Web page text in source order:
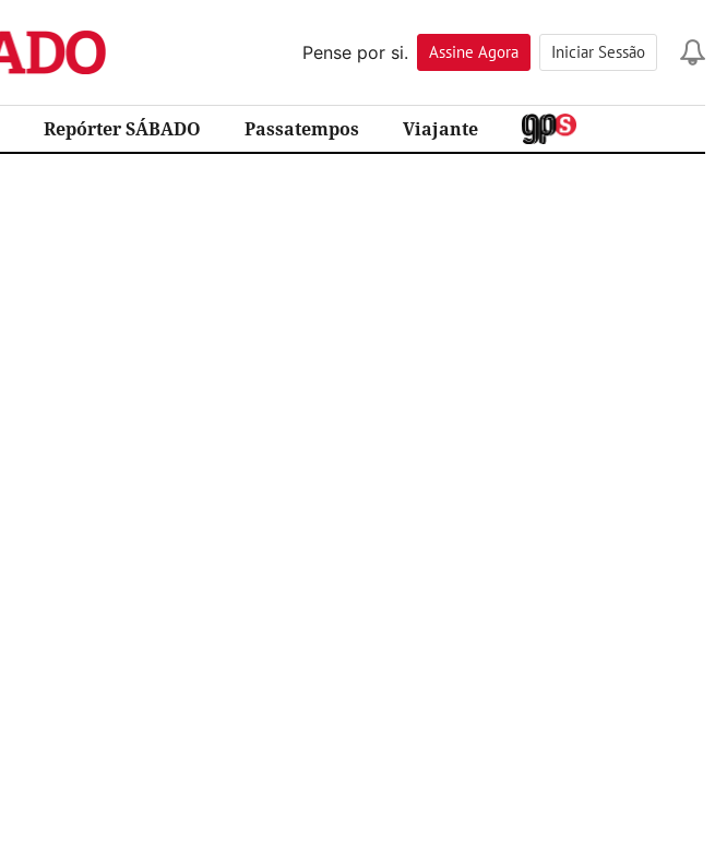
Pense por si.
Assine Agora Iniciar Sessão
Repórter SÁBADO Passatempos Viajante